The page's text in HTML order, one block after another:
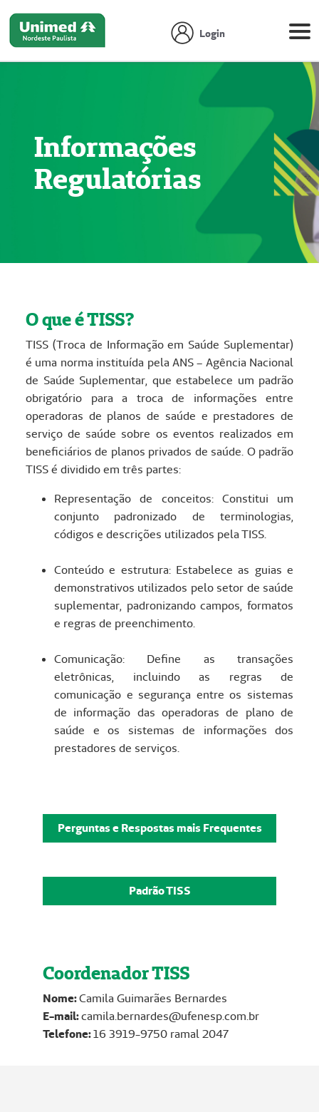
Login
Informações
Regulatórias
O que é TISS?
TISS (Troca de Informação em Saúde Suplementar)
é uma norma instituída pela ANS – Agência Nacional
de Saúde Suplementar, que estabelece um padrão
obrigatório para a troca de informações entre
operadoras de planos de saúde e prestadores de
serviço de saúde sobre os eventos realizados em
beneficiários de planos privados de saúde. O padrão
TISS é dividido em três partes:
Representação de conceitos: Constitui um
conjunto padronizado de terminologias,
códigos e descrições utilizados pela TISS.
Conteúdo e estrutura: Estabelece as guias e
demonstrativos utilizados pelo setor de saúde
suplementar, padronizando campos, formatos
e regras de preenchimento.
Comunicação: Define as transações
eletrônicas, incluindo as regras de
comunicação e segurança entre os sistemas
de informação das operadoras de plano de
saúde e os sistemas de informações dos
prestadores de serviços.
Perguntas e Respostas mais Frequentes
Padrão TISS
Coordenador TISS
Nome:Camila Guimarães Bernardes
E-mail:camila.bernardes@ufenesp.com.br
Telefone:16 3919-9750 ramal 2047